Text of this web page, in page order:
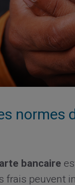
normes
bancaire
frais peuvent